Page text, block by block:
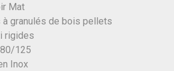
Mat
à granulés de bois pellets
rigides
125
Inox